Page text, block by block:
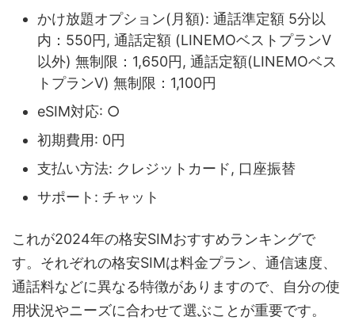
かけ放題オプション(月額): 通話準定額 5分以
内：550円, 通話定額 (LINEMOベストプランV
以外) 無制限：1,650円, 通話定額(LINEMOベス
トプランV) 無制限：1,100円
eSIM対応: ○
初期費用: 0円
支払い方法: クレジットカード, 口座振替
サポート: チャット
これが2024年の格安SIMおすすめランキングで
す。それぞれの格安SIMは料金プラン、通信速度、
通話料などに異なる特徴がありますので、自分の使
用状況やニーズに合わせて選ぶことが重要です。